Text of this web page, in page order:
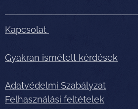
Kapcsolat
Gyakran ismételt kérdések
Adatvédelmi Szabályzat
Felhasználási feltételek